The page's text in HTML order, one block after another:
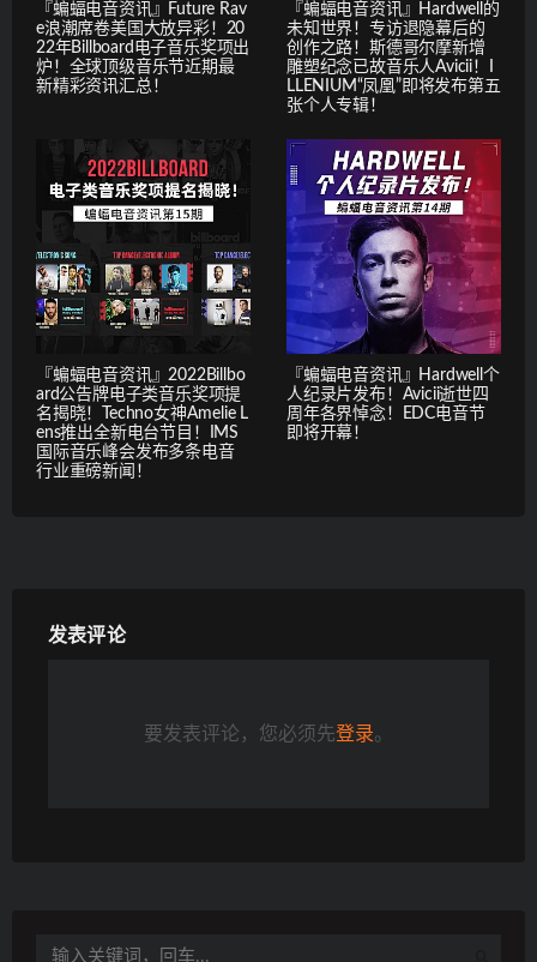
『蝙蝠电音资讯』Future Rav
e浪潮席卷美国大放异彩！20
22年Billboard电子音乐奖项出
炉！全球顶级音乐节近期最
新精彩资讯汇总！
『蝙蝠电音资讯』Hardwell的
未知世界！专访退隐幕后的
创作之路！斯德哥尔摩新增
雕塑纪念已故音乐人Avicii！I
LLENIUM“凤凰”即将发布第五
张个人专辑！
『蝙蝠电音资讯』2022Billbo
ard公告牌电子类音乐奖项提
名揭晓！Techno女神Amelie L
ens推出全新电台节目！IMS
国际音乐峰会发布多条电音
行业重磅新闻！
『蝙蝠电音资讯』Hardwell个
人纪录片发布！Avicii逝世四
周年各界悼念！EDC电音节
即将开幕！
发表评论
要发表评论，您必须先登录。